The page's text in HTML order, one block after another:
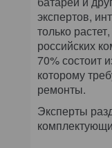
экспертов,
только
российских
70% состоит
которому
ремонты.
Эксперты